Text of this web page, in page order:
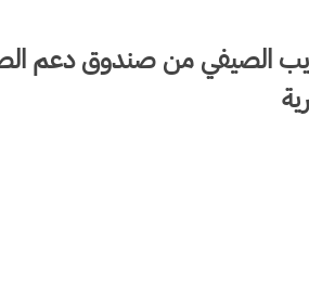
الصيفي من صندوق دعم